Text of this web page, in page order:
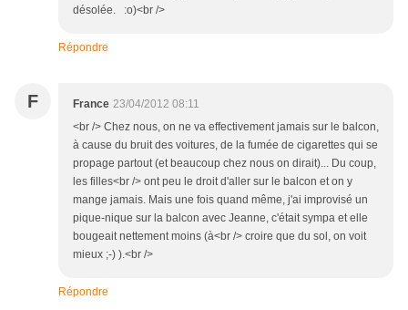
désolée. :o)<br />
Répondre
F France 23/04/2012 08:11
<br /> Chez nous, on ne va effectivement jamais sur le balcon,
à cause du bruit des voitures, de la fumée de cigarettes qui se
propage partout (et beaucoup chez nous on dirait)... Du coup,
les filles<br /> ont peu le droit d'aller sur le balcon et on y
mange jamais. Mais une fois quand même, j'ai improvisé un
pique-nique sur la balcon avec Jeanne, c'était sympa et elle
bougeait nettement moins (à<br /> croire que du sol, on voit
mieux ;-) ).<br />
Répondre